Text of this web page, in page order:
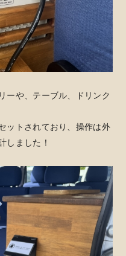
ーや、テーブル、ドリンク
ットされており、操作は外
しました！